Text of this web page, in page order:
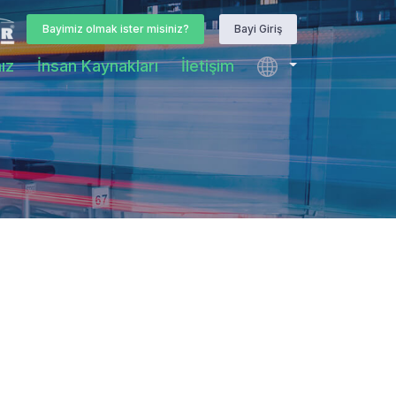
Bayimiz olmak ister misiniz? Bayi Giriş
İnsan Kaynakları İletişim